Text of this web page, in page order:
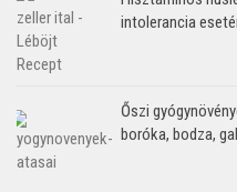
intolerancia
Őszi
boróka, bodza,